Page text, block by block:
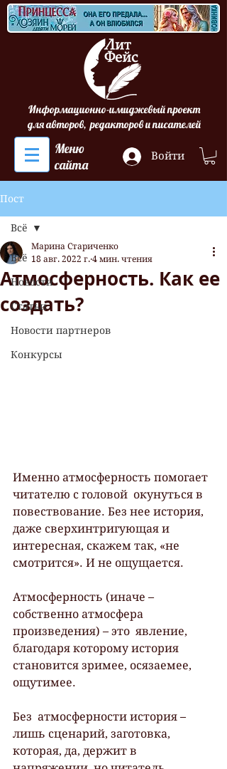
Информационно-имиджевый проект
для авторов, редакторов и писателей
Меню
сайта
Войти
Пост
Всё
Новости
Статьи
Новости партнеров
Конкурсы
Всё
Атмосферность. Как ее
создать?
Марина Стариченко
18 авг. 2022 г. 4 мин. чтения
Именно атмосферность помогает
читателю с головой  окунуться в
повествование. Без нее история,
даже сверхинтригующая и
интересная, скажем так, «не
смотрится». И не ощущается.
Атмосферность (иначе –
собственно атмосфера
произведения) – это  явление,
благодаря которому история
становится зримее, осязаемее,
ощутимее.
Без  атмосферности история –
лишь сценарий, заготовка,
которая, да, держит в